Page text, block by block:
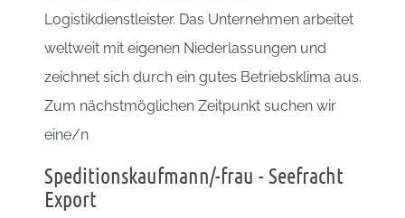
Logistikdienstleister. Das Unternehmen arbeitet
weltweit mit eigenen Niederlassungen und
zeichnet sich durch ein gutes Betriebsklima aus.
Zum nächstmöglichen Zeitpunkt suchen wir
eine/n
Speditionskaufmann/-frau - Seefracht
Export